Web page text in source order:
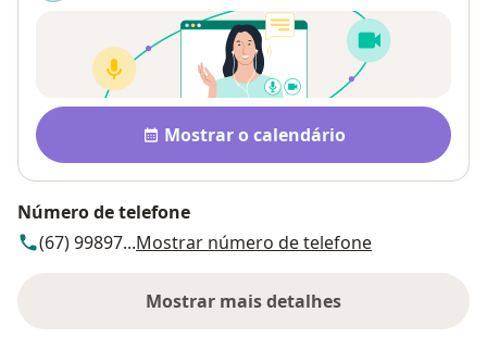
Disponibilidade
Mostrar o calendário
Número de telefone
(67) 99897...Mostrar número de telefone
Mostrar mais detalhes
sobre o endereço